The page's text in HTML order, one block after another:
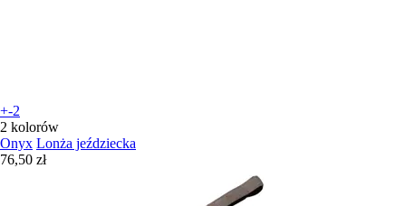
+-2
2 kolorów
Onyx Lonża jeździecka
76,50 zł